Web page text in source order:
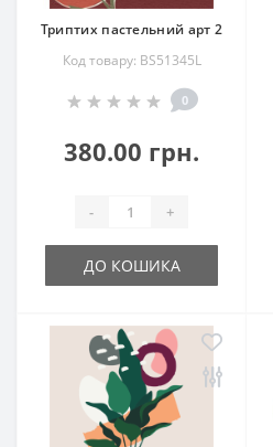
Триптих пастельний арт 2
Код товару: BS51345L
0
380.00 грн.
- +
ДО КОШИКА